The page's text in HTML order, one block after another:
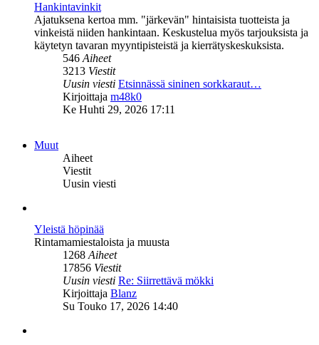
Hankintavinkit
Ajatuksena kertoa mm. "järkevän" hintaisista tuotteista ja
vinkeistä niiden hankintaan. Keskustelua myös tarjouksista ja
käytetyn tavaran myyntipisteistä ja kierrätyskeskuksista.
546Aiheet
3213 Viestit
Uusin viesti Etsinnässä sininen sorkkaraut…
Kirjoittaja m48k0Näytä
uusin
Ke Huhti 29, 2026 17:11
Muut
Aiheet
Viestit
Uusin viesti
Yleistä höpinää
Rintamamiestaloista ja muusta
1268Aiheet
17856 Viestit
Uusin viesti Re: Siirrettävä mökki
Kirjoittaja BlanzNäytä
uusin
Su Touko 17, 2026 14:40